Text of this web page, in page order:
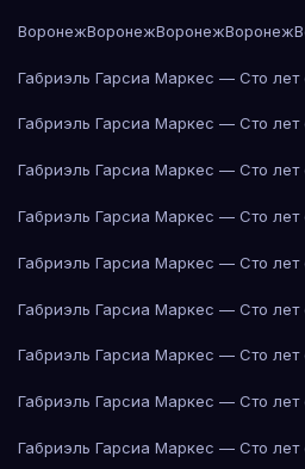
ВоронежВоронежВоронежВоронеж
Габриэль Гарсиа Маркес — Сто лет
Габриэль Гарсиа Маркес — Сто лет
Габриэль Гарсиа Маркес — Сто лет
Габриэль Гарсиа Маркес — Сто лет
Габриэль Гарсиа Маркес — Сто лет
Габриэль Гарсиа Маркес — Сто лет
Габриэль Гарсиа Маркес — Сто лет
Габриэль Гарсиа Маркес — Сто лет
Габриэль Гарсиа Маркес — Сто лет